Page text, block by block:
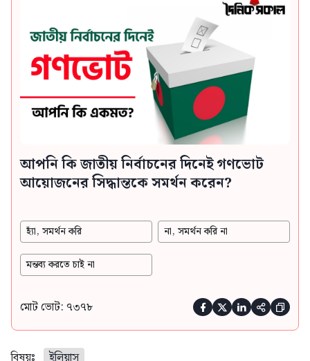
আপনি কি জাতীয় নির্বাচনের দিনেই গণভোট
আয়োজনের সিদ্ধান্তকে সমর্থন করেন?
হ্যাঁ, সমর্থন করি না, সমর্থন করি না
মন্তব্য করতে চাই না
মোট ভোট: ৭৩৭৮     